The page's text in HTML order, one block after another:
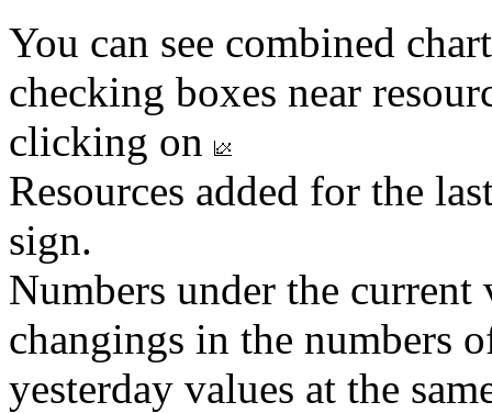
You can see combined
checking boxes near
clicking on
Resources added for the
sign.
Numbers under the
changings in the numbers
yesterday values at the